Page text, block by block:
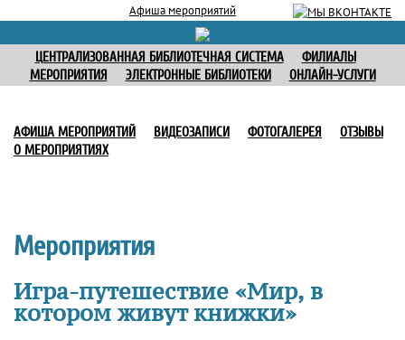
Афиша мероприятий
ЦЕНТРАЛИЗОВАННАЯ БИБЛИОТЕЧНАЯ СИСТЕМА
ФИЛИАЛЫ
МЕРОПРИЯТИЯ
ЭЛЕКТРОННЫЕ БИБЛИОТЕКИ ОНЛАЙН-УСЛУГИ
АФИША МЕРОПРИЯТИЙ ВИДЕОЗАПИСИ ФОТОГАЛЕРЕЯ
ОТЗЫВЫ
О МЕРОПРИЯТИЯХ
Мероприятия
Игра-путешествие «Мир, в
котором живут книжки»